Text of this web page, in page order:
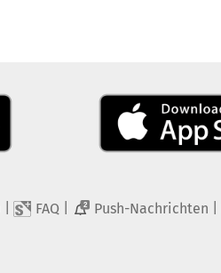
FAQ 2 Push-Nachrichten